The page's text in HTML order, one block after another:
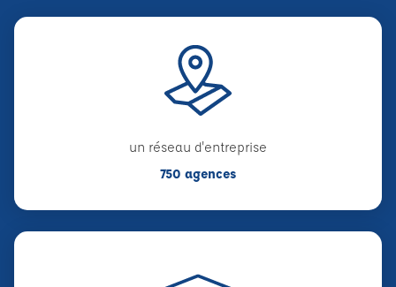
un réseau d'entreprise
750 agences